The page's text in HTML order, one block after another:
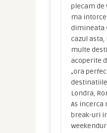
plecam de
ma
dimineata
cazul
multe
acoperite
„ora
Londra,
As incerca
break-uri